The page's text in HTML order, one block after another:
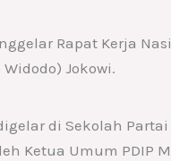
Rapat Kerja
Jokowi.
di Sekolah
Ketua Umum PDIP